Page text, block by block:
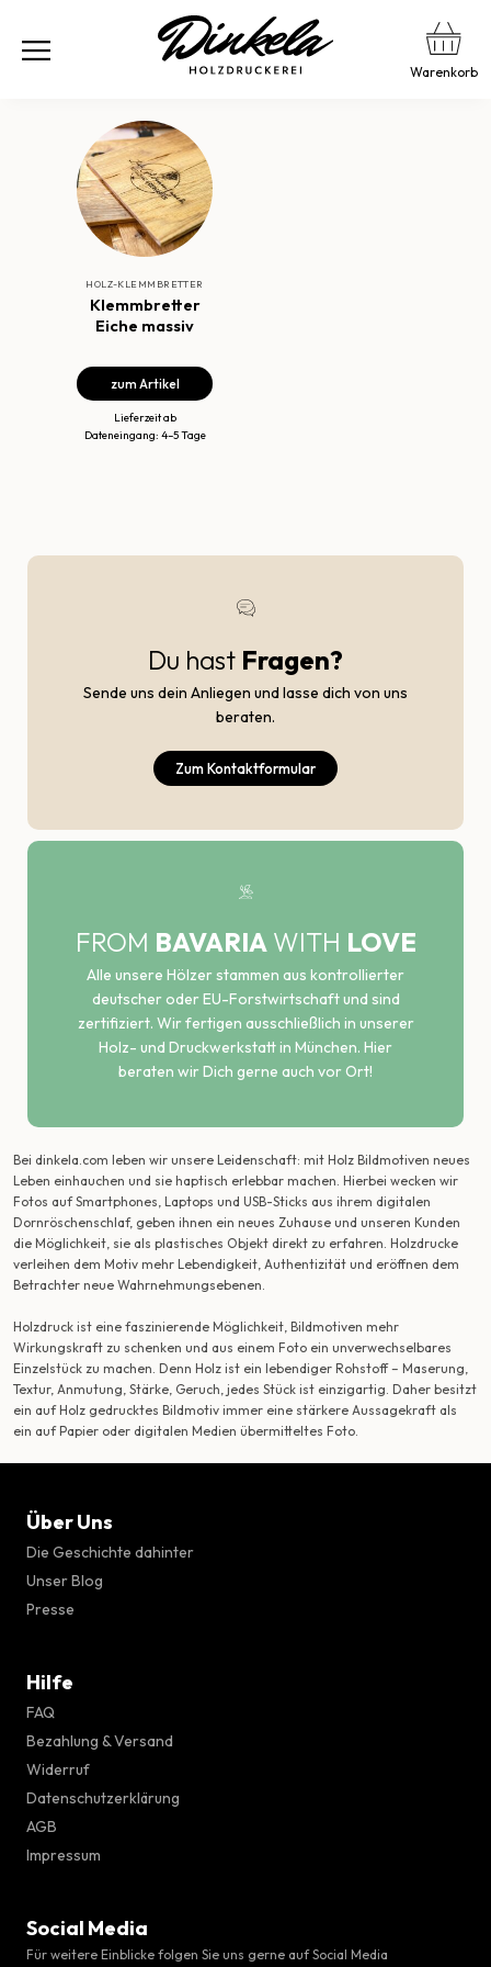
Warenkorb
HOLZ-KLEMMBRETTER
Klemmbretter
Eiche massiv
zum Artikel
Lieferzeit ab
Dateneingang: 4–5 Tage
Du hast Fragen?
Sende uns dein Anliegen und lasse dich von uns
beraten.
Zum Kontaktformular
FROM BAVARIAWITH LOVE
Alle unsere Hölzer stammen aus kontrollierter
deutscher oder EU-Forstwirtschaft und sind
zertifiziert. Wir fertigen ausschließlich in unserer
Holz- und Druckwerkstatt in München. Hier
beraten wir Dich gerne auch vor Ort!
Bei dinkela.com leben wir unsere Leidenschaft: mit Holz Bildmotiven neues
Leben einhauchen und sie haptisch erlebbar machen. Hierbei wecken wir
Fotos auf Smartphones, Laptops und USB-Sticks aus ihrem digitalen
Dornröschenschlaf, geben ihnen ein neues Zuhause und unseren Kunden
die Möglichkeit, sie als plastisches Objekt direkt zu erfahren. Holzdrucke
verleihen dem Motiv mehr Lebendigkeit, Authentizität und eröffnen dem
Betrachter neue Wahrnehmungsebenen.
Holzdruck ist eine faszinierende Möglichkeit, Bildmotiven mehr
Wirkungskraft zu schenken und aus einem Foto ein unverwechselbares
Einzelstück zu machen. Denn Holz ist ein lebendiger Rohstoff – Maserung,
Textur, Anmutung, Stärke, Geruch, jedes Stück ist einzigartig. Daher besitzt
ein auf Holz gedrucktes Bildmotiv immer eine stärkere Aussagekraft als
ein auf Papier oder digitalen Medien übermitteltes Foto.
Über Uns
Die Geschichte dahinter
Unser Blog
Presse
Hilfe
FAQ
Bezahlung & Versand
Widerruf
Datenschutzerklärung
AGB
Impressum
Social Media
Für weitere Einblicke folgen Sie uns gerne auf Social Media